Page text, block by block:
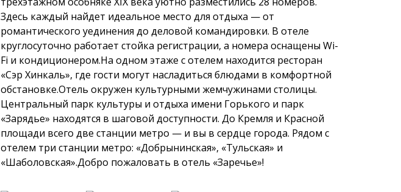
Здесь каждый найдет идеальное место для отдыха — от
романтического уединения до деловой командировки. В отеле
круглосуточно работает стойка регистрации, а номера оснащены Wi-
Fi и кондиционером.На одном этаже с отелем находится ресторан
«Сэр Хинкаль», где гости могут насладиться блюдами в комфортной
обстановке.Отель окружен культурными жемчужинами столицы.
Центральный парк культуры и отдыха имени Горького и парк
«Зарядье» находятся в шаговой доступности. До Кремля и Красной
площади всего две станции метро — и вы в сердце города. Рядом с
отелем три станции метро: «Добрынинская», «Тульская» и
«Шаболовская».Добро пожаловать в отель «Заречье»!